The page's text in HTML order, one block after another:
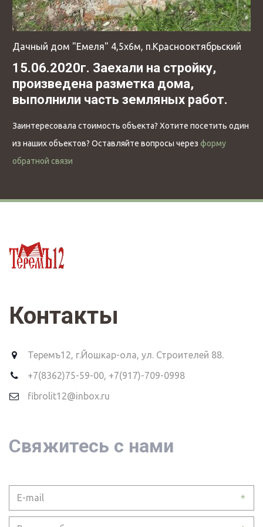
Дачный дом "Емеля" 4,5х6м, п.Краснооктябрьский
15.06.2020г. Заехали на стройку,
произведена разметка дома,
выполнили часть земляных работ.
Заинтересовала стоимость объекта? Хотите посетить один
из наших объектов? Оставляйте вопросы через форму
обратной связи
Контакты
Теремъ12, г.Йошкар-ола, ул. Строителей 88.
+7(8362)75-59-00, +7(917)-709-0998
fibrolit12@inbox.ru
Свяжитесь с нами
*